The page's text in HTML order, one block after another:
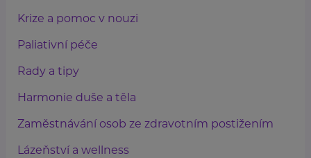
Krize a pomoc v nouzi
Paliativní péče
Rady a tipy
Harmonie duše a těla
Zaměstnávání osob ze zdravotním postižením
Lázeňství a wellness